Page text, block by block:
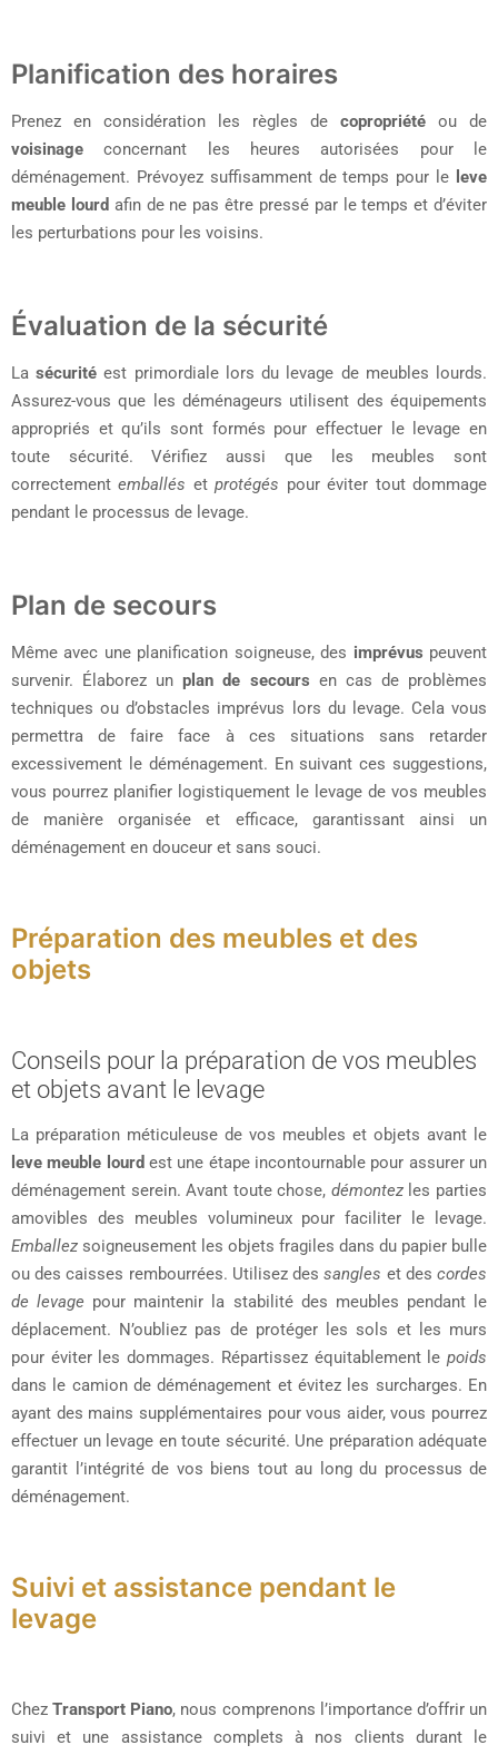
Planification des horaires
Prenez en considération les règles de copropriété ou de
voisinageconcernant les heures autorisées pour le
déménagement. Prévoyez suffisamment de temps pour le leve
meuble lourd afin de ne pas être pressé par le temps et d’éviter
les perturbations pour les voisins.
Évaluation de la sécurité
Lasécuritéest primordiale lors du levage de meubles lourds.
Assurez-vous que les déménageurs utilisent des équipements
appropriés et qu’ils sont formés pour effectuer le levage en
toute sécurité. Vérifiez aussi que les meubles sont
correctementemballés etprotégés pour éviter tout dommage
pendant le processus de levage.
Plan de secours
Même avec une planification soigneuse, des imprévus peuvent
survenir. Élaborez unplan de secours en cas de problèmes
techniques ou d’obstacles imprévus lors du levage. Cela vous
permettra de faire face à ces situations sans retarder
excessivement le déménagement. En suivant ces suggestions,
vous pourrez planifier logistiquement le levage de vos meubles
de manière organisée et efficace, garantissant ainsi un
déménagement en douceur et sans souci.
Préparation des meubles et des
objets
Conseils pour la préparation de vos meubles
et objets avant le levage
La préparation méticuleuse de vos meubles et objets avant le
leve meuble lourd est une étape incontournable pour assurer un
déménagement serein. Avant toute chose, démontez les parties
amovibles des meubles volumineux pour faciliter le levage.
Emballez soigneusement les objets fragiles dans du papier bulle
ou des caisses rembourrées. Utilisez dessangles et descordes
de levage pour maintenir la stabilité des meubles pendant le
déplacement. N’oubliez pas de protéger les sols et les murs
pour éviter les dommages. Répartissez équitablement le poids
dans le camion de déménagement et évitez les surcharges. En
ayant des mains supplémentaires pour vous aider, vous pourrez
effectuer un levage en toute sécurité. Une préparation adéquate
garantit l’intégrité de vos biens tout au long du processus de
déménagement.
Suivi et assistance pendant le
levage
Chez Transport Piano, nous comprenons l’importance d’offrir un
suivi et une assistance complets à nos clients durant le